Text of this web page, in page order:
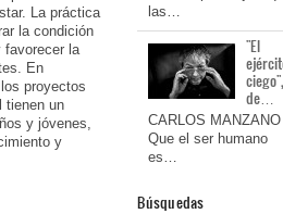
La práctica
la condición
favorecer la
En
proyectos
tienen un
y jóvenes,
y
las…
"El
de…
CARLOS MANZANO
Que el ser humano
es…
Búsquedas